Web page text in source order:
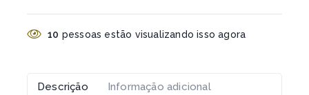
10 pessoas estão visualizando isso agora
Descrição Informação adicional